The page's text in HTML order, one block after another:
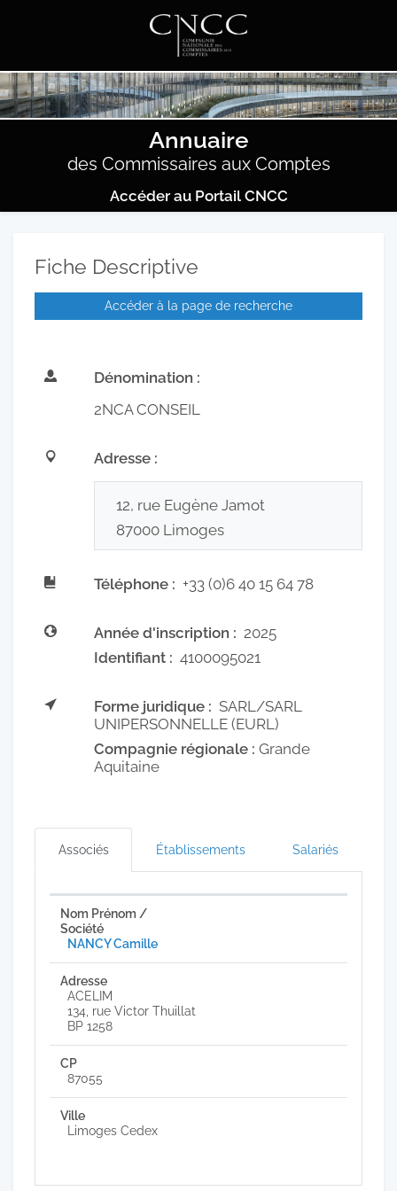
Annuaire
des Commissaires aux Comptes
Accéder au Portail CNCC
Fiche Descriptive
Accéder à la page de recherche
Dénomination :
2NCA CONSEIL
Adresse :
12, rue Eugène Jamot
87000 Limoges
Téléphone : +33 (0)6 40 15 64 78
Année d'inscription : 2025
Identifiant : 4100095021
Forme juridique : SARL/SARL
UNIPERSONNELLE (EURL)
Compagnie régionale : Grande
Aquitaine
Associés Établissements Salariés
NANCY Camille
ACELIM
134, rue Victor Thuillat
BP 1258
87055
Limoges Cedex